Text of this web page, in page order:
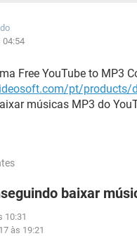
04:54
Free YouTube to MP3
pt/products/
músicas MP3 do
baixar
10:31
às 19:21